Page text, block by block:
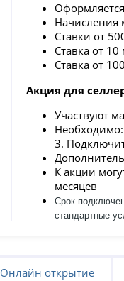
Начисления
Ставки от
Ставка от
Ставка от
Акция для
Участвуют
3.
К акции
месяцев
Срок
стандартные
Онлайн открытие